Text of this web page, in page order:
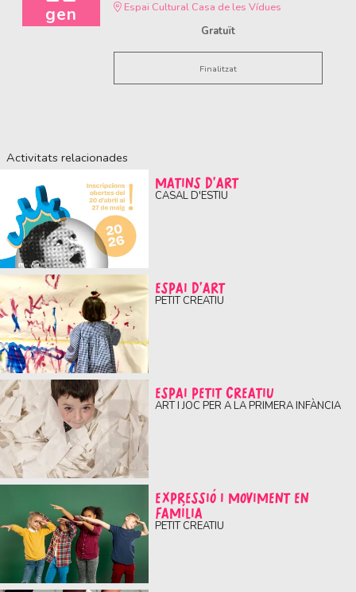
gen
Espai Cultural Casa de les Vídues
Gratuït
Finalitzat
Activitats relacionades
MATINS D'ART
CASAL D'ESTIU
ESPAI D'ART
PETIT CREATIU
ESPAI PETIT CREATIU
ART I JOC PER A LA PRIMERA INFÀNCIA
EXPRESSIÓ I MOVIMENT EN
FAMÍLIA
PETIT CREATIU